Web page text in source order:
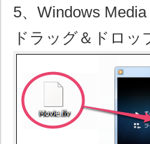
5、Windows
ドラッグ＆ドロッ